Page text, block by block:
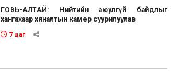
ГОВЬ-АЛТАЙ: Нийтийн аюулгүй байдлыг
хангахаар хяналтын камер суурилуулав
7 цаг